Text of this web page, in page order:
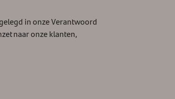
in onze Verantwoord
naar onze klanten,